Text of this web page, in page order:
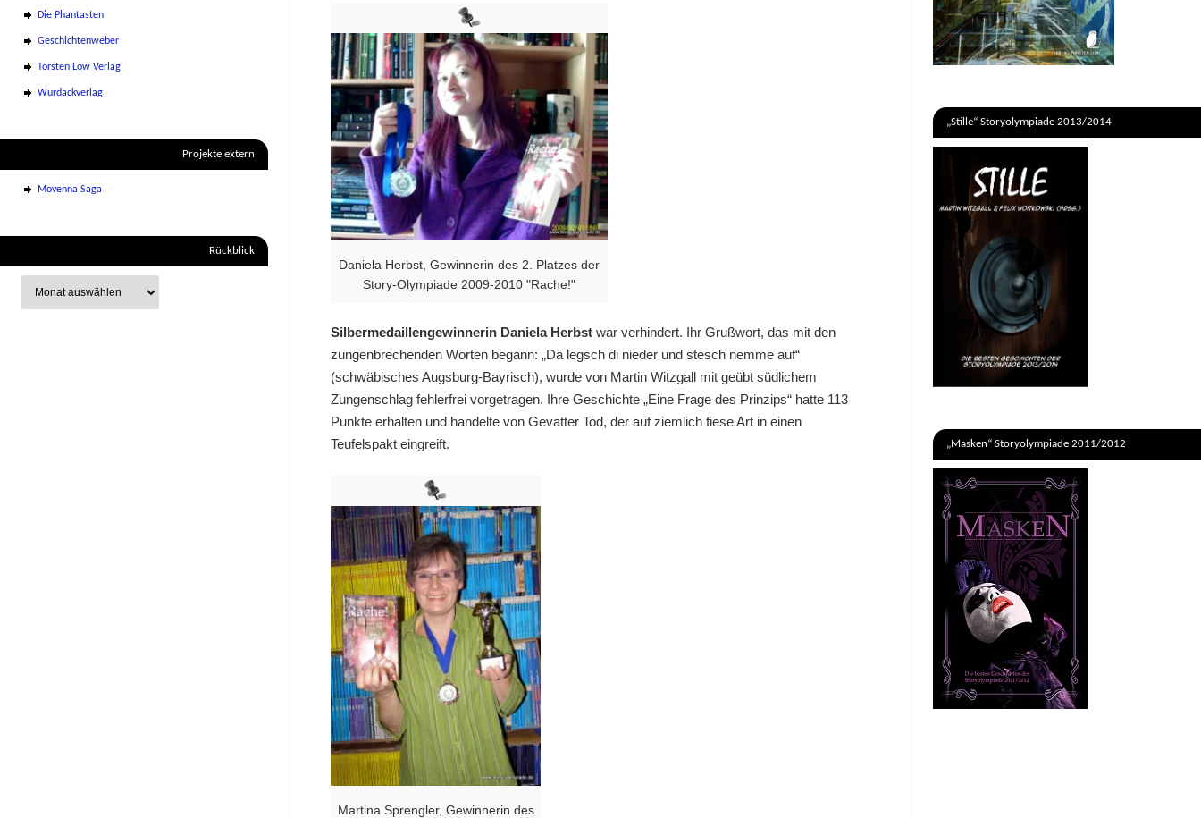
Daniela Herbst, Gewinnerin des 2. Platzes der
Story-Olympiade 2009-2010 "Rache!"
Silbermedaillengewinnerin Daniela Herbst war verhindert. Ihr Grußwort, das mit den
zungenbrechenden Worten begann: „Da legsch di nieder und stesch nemme auf“
(schwäbisches Augsburg-Bayrisch), wurde von Martin Witzgall mit geübt südlichem
Zungenschlag fehlerfrei vorgetragen. Ihre Geschichte „Eine Frage des Prinzips“ hatte 113
Punkte erhalten und handelte von Gevatter Tod, der auf ziemlich fiese Art in einen
Teufelspakt eingreift.
Martina Sprengler, Gewinnerin des
Die Phantasten
Geschichtenweber
Torsten Low Verlag
Wurdackverlag
Projekte extern
Movenna Saga
Rückblick
„Stille“ Storyolympiade 2013/2014
„Masken“ Storyolympiade 2011/2012